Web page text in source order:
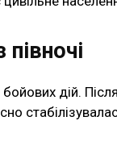
дій.